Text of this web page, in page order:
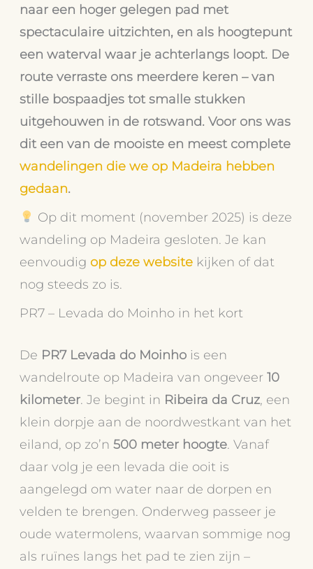
naar een hoger gelegen pad met
spectaculaire uitzichten, en als hoogtepunt
een waterval waar je achterlangs loopt. De
route verraste ons meerdere keren – van
stille bospaadjes tot smalle stukken
uitgehouwen in de rotswand. Voor ons was
dit een van de mooiste en meest complete
wandelingen die we op Madeira hebben
gedaan.
Op dit moment (november 2025) is deze
wandeling op Madeira gesloten. Je kan
eenvoudig op deze website kijken of dat
nog steeds zo is.
PR7 – Levada do Moinho in het kort
De PR7 Levada do Moinho is een
wandelroute op Madeira van ongeveer10
kilometer. Je begint in Ribeira da Cruz, een
klein dorpje aan de noordwestkant van het
eiland, op zo’n500 meter hoogte. Vanaf
daar volg je een levada die ooit is
aangelegd om water naar de dorpen en
velden te brengen. Onderweg passeer je
oude watermolens, waarvan sommige nog
als ruïnes langs het pad te zien zijn –